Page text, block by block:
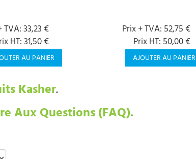
TVA: 33,23 €
HT: 31,50 €
AU PANIER
Prix + TVA: 52,75 €
Prix HT: 50,00 €
AJOUTER AU PANIER
Kasher.
Aux Questions (FAQ).